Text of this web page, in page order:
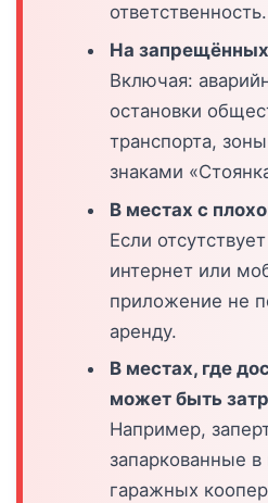
ответственность.
На
Включая:
остановки
транспорта,
знаками
В местах с
Если
интернет или
приложение не
аренду.
В местах, где
может быть
Например,
запаркованные
гаражных